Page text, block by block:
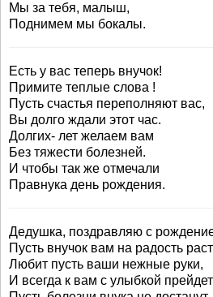
Мы за тебя, малыш,
Поднимем мы бокалы.
Есть у вас теперь внучок!
Примите теплые слова !
Пусть счастья переполняют вас,
Вы долго ждали этот час.
Долгих- лет желаем вам
Без тяжести болезней.
И чтобы так же отмечали
Правнука день рождения.
Дедушка, поздравляю с
Пусть внучок вам на радость
Любит пусть ваши нежные руки,
И всегда к вам с улыбкой